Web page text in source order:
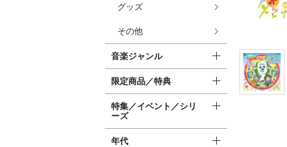
グッズ
その他
音楽ジャンル
限定商品／特典
特集／イベント／シリ
ーズ
年代